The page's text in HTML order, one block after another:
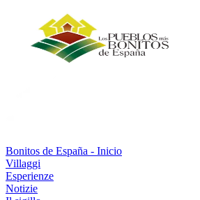
Bonitos de España - Inicio
Villaggi
Esperienze
Notizie